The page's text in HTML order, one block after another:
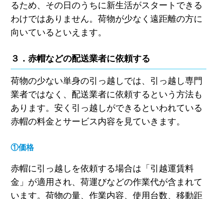
るため、その日のうちに新生活がスタートできる
わけではありません。荷物が少なく遠距離の方に
向いているといえます。
３．赤帽などの配送業者に依頼する
荷物の少ない単身の引っ越しでは、引っ越し専門
業者ではなく、配送業者に依頼するという方法も
あります。安く引っ越しができるといわれている
赤帽の料金とサービス内容を見ていきます。
①価格
赤帽に引っ越しを依頼する場合は「引越運賃料
金」が適用され、荷運びなどの作業代が含まれて
います。荷物の量、作業内容、使用台数、移動距